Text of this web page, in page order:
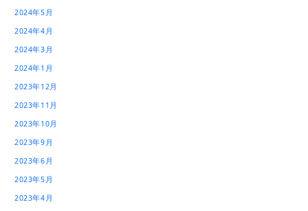
2024年5月
2024年4月
2024年3月
2024年1月
2023年12月
2023年11月
2023年10月
2023年9月
2023年6月
2023年5月
2023年4月